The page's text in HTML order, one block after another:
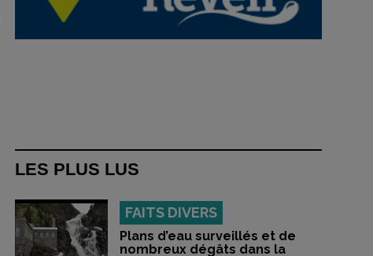
LES PLUS LUS
FAITS DIVERS
Plans d’eau surveillés et de
nombreux dégâts dans la